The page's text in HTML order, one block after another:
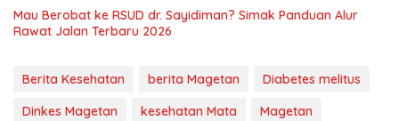
Mau Berobat ke RSUD dr. Sayidiman? Simak Panduan Alur
Rawat Jalan Terbaru 2026
Berita Kesehatan berita Magetan
Diabetes melitus
Dinkes Magetan
kesehatan Mata
Magetan